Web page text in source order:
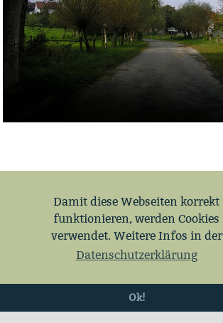
Damit diese Webseiten korrekt
funktionieren, werden Cookies
verwendet. Weitere Infos in der
Datenschutzerklärung
Ok!